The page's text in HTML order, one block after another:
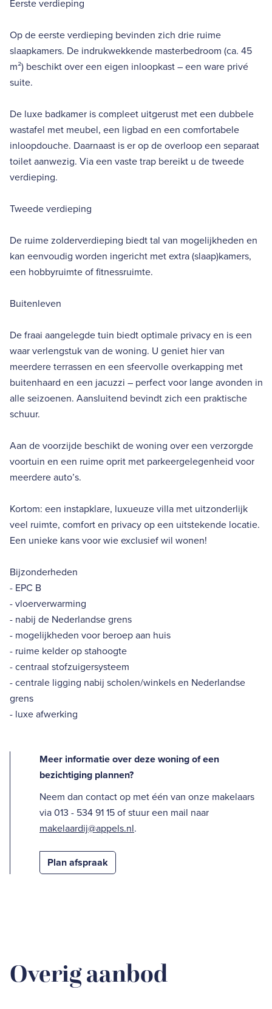
Eerste verdieping
Op de eerste verdieping bevinden zich drie ruime
slaapkamers. De indrukwekkende masterbedroom (ca. 45
m²) beschikt over een eigen inloopkast – een ware privé
suite.
De luxe badkamer is compleet uitgerust met een dubbele
wastafel met meubel, een ligbad en een comfortabele
inloopdouche. Daarnaast is er op de overloop een separaat
toilet aanwezig. Via een vaste trap bereikt u de tweede
verdieping.
Tweede verdieping
De ruime zolderverdieping biedt tal van mogelijkheden en
kan eenvoudig worden ingericht met extra (slaap)kamers,
een hobbyruimte of fitnessruimte.
Buitenleven
De fraai aangelegde tuin biedt optimale privacy en is een
waar verlengstuk van de woning. U geniet hier van
meerdere terrassen en een sfeervolle overkapping met
buitenhaard en een jacuzzi – perfect voor lange avonden in
alle seizoenen. Aansluitend bevindt zich een praktische
schuur.
Aan de voorzijde beschikt de woning over een verzorgde
voortuin en een ruime oprit met parkeergelegenheid voor
meerdere auto’s.
Kortom: een instapklare, luxueuze villa met uitzonderlijk
veel ruimte, comfort en privacy op een uitstekende locatie.
Een unieke kans voor wie exclusief wil wonen!
Bijzonderheden
- EPC B
- vloerverwarming
- nabij de Nederlandse grens
- mogelijkheden voor beroep aan huis
- ruime kelder op stahoogte
- centraal stofzuigersysteem
- centrale ligging nabij scholen/winkels en Nederlandse
grens
- luxe afwerking
Meer informatie over deze woning of een
bezichtiging plannen?
Neem dan contact op met één van onze makelaars
via 013 - 534 91 15 of stuur een mail naar
makelaardij@appels.nl.
Plan afspraak
Overig aanbod